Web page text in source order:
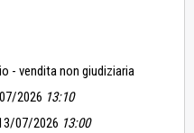
- vendita non giudiziaria
2026 13:10
07/2026 13:00